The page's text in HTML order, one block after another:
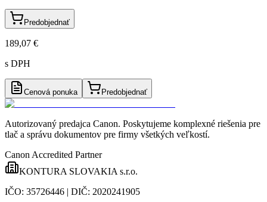
Predobjednať
189,07 €
s DPH
Cenová ponuka Predobjednať
Autorizovaný predajca Canon. Poskytujeme komplexné riešenia pre
tlač a správu dokumentov pre firmy všetkých veľkostí.
Canon Accredited Partner
KONTURA SLOVAKIA s.r.o.
IČO: 35726446 | DIČ: 2020241905